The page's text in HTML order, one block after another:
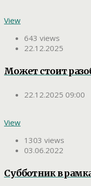
View
643 views
22.12.2025
Может стоит
22.12.2025 09:00
View
1303 views
03.06.2022
Субботник в